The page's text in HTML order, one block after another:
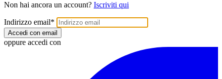
Non hai ancora un account? Iscriviti qui
Indirizzo email*
Accedi con email
oppure accedi con